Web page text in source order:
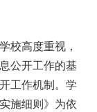
校高度重视，
公开工作的基
工作机制。学
施细则》为依